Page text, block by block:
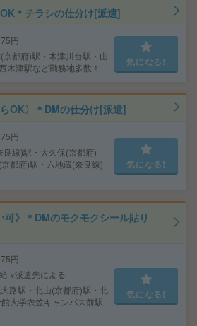
＊チラシの仕分け[派遣]
円
(京都府)駅・木津川台駅・山
木津駅など勤務地多数！
気になる!
OK〉＊DMの仕分け[派遣]
円
良線)駅・大久保(京都府)
都府)駅・六地蔵(奈良線)
気になる!
可》＊DMのモクモクシール貼り
円
※派遣先による
大路駅・北山(京都府)駅・北
大学衣笠キャンパス前駅
気になる!